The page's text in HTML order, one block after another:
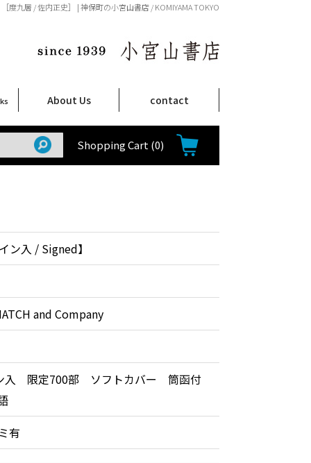
［度九層 / 佐内正史］ | 神保町の小宮山書店 / KOMIYAMA TOKYO
About Us
店舗案内
Shop Infomation
ご注文について
How to Order
特定商取引法に関する表示
プライバシーポリシー
contact
Shopping Cart (0)
ン入 / Signed】
and Company
入 限定700部 ソフトカバー 筒函付
有